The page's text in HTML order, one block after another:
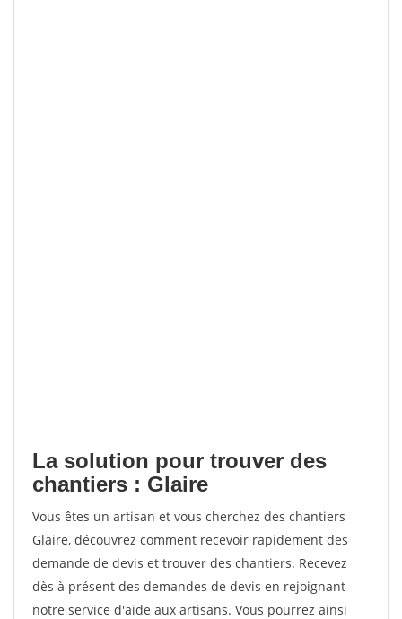
La solution pour trouver des
chantiers : Glaire
Vous êtes un artisan et vous cherchez des chantiers
Glaire, découvrez comment recevoir rapidement des
demande de devis et trouver des chantiers. Recevez
dès à présent des demandes de devis en rejoignant
notre service d'aide aux artisans. Vous pourrez ainsi